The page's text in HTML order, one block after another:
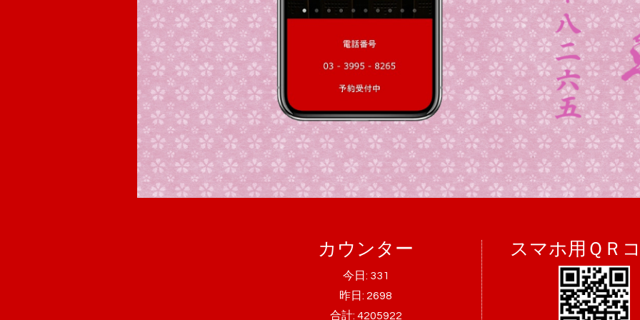
カウンター
今日: 331
昨日: 2698
合計: 4205922
スマホ用ＱＲ